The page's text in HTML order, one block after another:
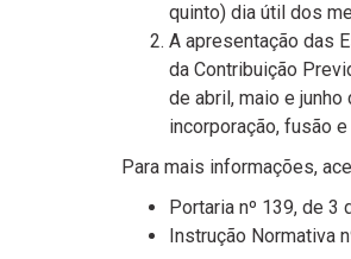
quinto) dia útil dos
A apresentação das
da Contribuição
de abril, maio e junho
incorporação, fusão
Para mais informações,
Portaria nº 139, de 3
Instrução Normativa